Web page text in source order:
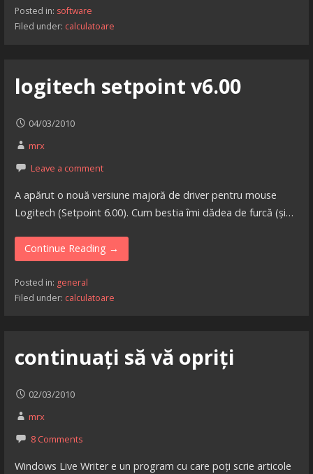
Posted in: software
Filed under: calculatoare
logitech setpoint v6.00
04/03/2010
mrx
Leave a comment
A apărut o nouă versiune majoră de driver pentru mouse
Logitech (Setpoint 6.00). Cum bestia îmi dădea de furcă (și…
Continue Reading →
Posted in: general
Filed under: calculatoare
continuați să vă opriți
02/03/2010
mrx
8 Comments
Windows Live Writer e un program cu care poți scrie articole